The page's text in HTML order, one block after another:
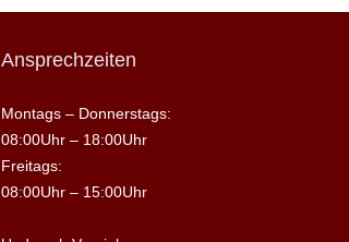
Ansprechzeiten
Montags – Donnerstags:
08:00Uhr – 18:00Uhr
Freitags:
08:00Uhr – 15:00Uhr